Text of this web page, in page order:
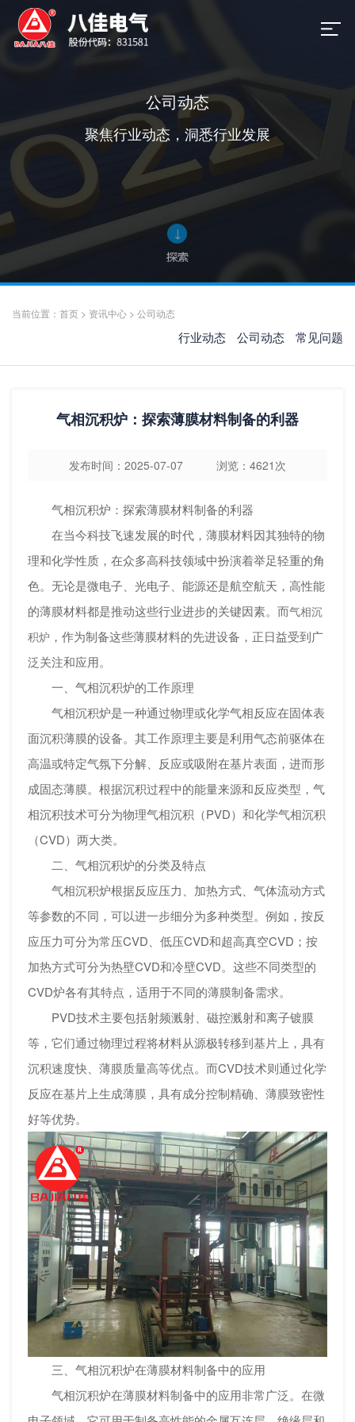
公司动态
聚焦行业动态，洞悉行业发展
当前位置： 首页 > 资讯中心 > 公司动态
行业动态 公司动态 常见问题
气相沉积炉：探索薄膜材料制备的利器
发布时间：2025-07-07 浏览：4621次
气相沉积炉：探索薄膜材料制备的利器
在当今科技飞速发展的时代，薄膜材料因其独特的物
理和化学性质，在众多高科技领域中扮演着举足轻重的角
色。无论是微电子、光电子、能源还是航空航天，高性能
的薄膜材料都是推动这些行业进步的关键因素。而气相沉
积炉 ，作为制备这些薄膜材料的先进设备，正日益受到广
泛关注和应用。
一、气相沉积炉的工作原理
气相沉积炉是一种通过物理或化学气相反应在固体表
面沉积薄膜的设备。其工作原理主要是利用气态前驱体在
高温或特定气氛下分解、反应或吸附在基片表面，进而形
成固态薄膜。根据沉积过程中的能量来源和反应类型，气
相沉积技术可分为物理气相沉积（PVD）和化学气相沉积
（CVD）两大类。
二、气相沉积炉的分类及特点
气相沉积炉根据反应压力、加热方式、气体流动方式
等参数的不同，可以进一步细分为多种类型。例如，按反
应压力可分为常压CVD、低压CVD和超高真空CVD；按
加热方式可分为热壁CVD和冷壁CVD。这些不同类型的
CVD炉各有其特点，适用于不同的薄膜制备需求。
PVD技术主要包括射频溅射、磁控溅射和离子镀膜
等，它们通过物理过程将材料从源极转移到基片上，具有
沉积速度快、薄膜质量高等优点。而CVD技术则通过化学
反应在基片上生成薄膜，具有成分控制精确、薄膜致密性
好等优势。
三、气相沉积炉在薄膜材料制备中的应用
气相沉积炉在薄膜材料制备中的应用非常广泛。在微